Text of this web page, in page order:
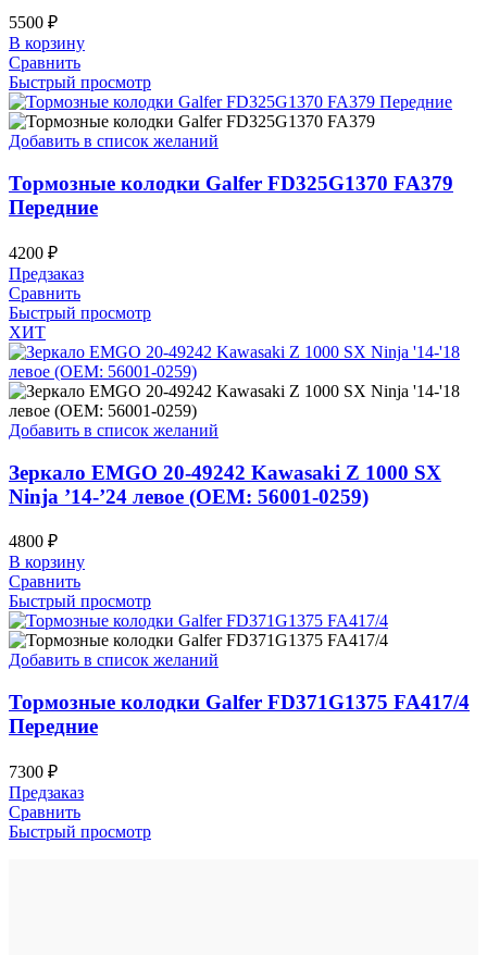
5500 ₽
В корзину
Сравнить
Быстрый просмотр
Добавить в список желаний
Тормозные колодки Galfer FD325G1370 FA379
Передние
4200 ₽
Предзаказ
Сравнить
Быстрый просмотр
ХИТ
Добавить в список желаний
Зеркало EMGO 20-49242 Kawasaki Z 1000 SX
Ninja ’14-’24 левое (OEM: 56001-0259)
4800 ₽
В корзину
Сравнить
Быстрый просмотр
Добавить в список желаний
Тормозные колодки Galfer FD371G1375 FA417/4
Передние
7300 ₽
Предзаказ
Сравнить
Быстрый просмотр